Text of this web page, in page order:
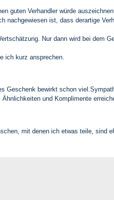
guten Verhandler würde
nachgewiesen ist, dass derartige
Nur dann wird bei dem
ich kurz ansprechen.
Geschenk bewirkt schon viel.
und Komplimente
mit denen ich etwas teile, sind